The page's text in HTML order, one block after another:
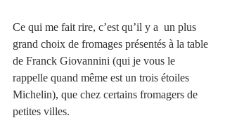
Ce qui me fait rire, c’est qu’il y a  un plus
grand choix de fromages présentés à la table
de Franck Giovannini (qui je vous le
rappelle quand même est un trois étoiles
Michelin), que chez certains fromagers de
petites villes.